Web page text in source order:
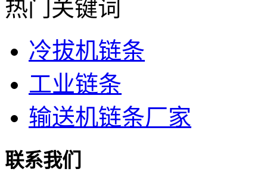
热门关键词
冷拔机链条
工业链条
输送机链条厂家
联系我们